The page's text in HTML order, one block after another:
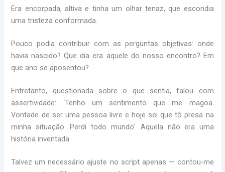
Era encorpada, altiva e tinha um olhar tenaz, que escondia
uma tristeza conformada.
Pouco podia contribuir com as perguntas objetivas: onde
havia nascido? Que dia era aquele do nosso encontro? Em
que ano se aposentou?
Entretanto, questionada sobre o que sentia, falou com
assertividade: ‘Tenho um sentimento que me magoa.
Vontade de ser uma pessoa livre e hoje sei que tô presa na
minha situação. Perdi todo mundo’. Aquela não era uma
história inventada.
Talvez um necessário ajuste no script apenas — contou-me